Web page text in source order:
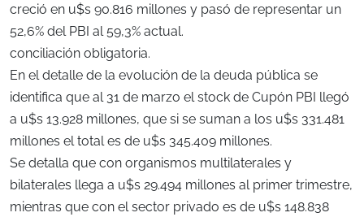
creció en u$s 90.816 millones y pasó de representar un
52,6% del PBI al 59,3% actual.
conciliación obligatoria.
En el detalle de la evolución de la deuda pública se
identifica que al 31 de marzo el stock de Cupón PBI llegó
a u$s 13.928 millones, que si se suman a los u$s 331.481
millones el total es de u$s 345.409 millones.
Se detalla que con organismos multilaterales y
bilaterales llega a u$s 29.494 millones al primer trimestre,
mientras que con el sector privado es de u$s 148.838